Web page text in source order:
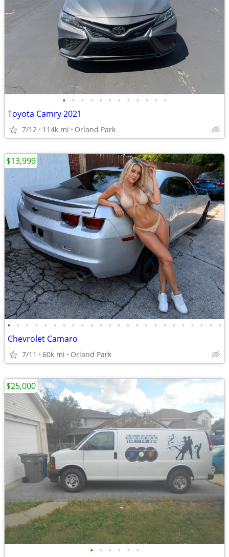
• • • • • • • • • • • •
Toyota Camry 2021
7/12 114k mi Orland Park
• • • • • • • • • • • • • • • • • • • • • • • •
Chevrolet Camaro
7/11 60k mi Orland Park
$13,999
• • • • • •
$25,000